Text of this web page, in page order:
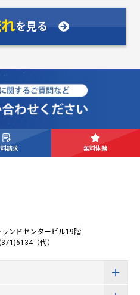
を見る
請求 無料体験
ンドセンタービル19階
（代）